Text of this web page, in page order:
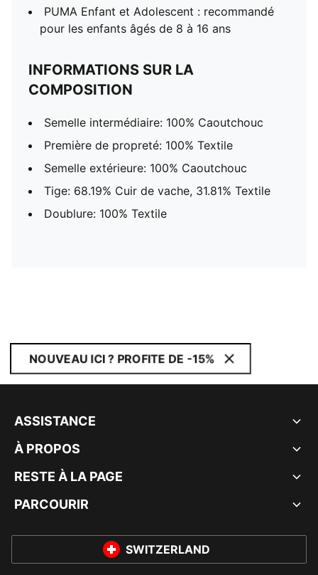
PUMA Enfant et Adolescent : recommandé
pour les enfants âgés de 8 à 16 ans
INFORMATIONS SUR LA
COMPOSITION
Semelle intermédiaire: 100% Caoutchouc
Première de propreté: 100% Textile
Semelle extérieure: 100% Caoutchouc
Tige: 68.19% Cuir de vache, 31.81% Textile
Doublure: 100% Textile
NOUVEAU ICI ? PROFITE DE -15%
ASSISTANCE
À PROPOS
RESTE À LA PAGE
PARCOURIR
SWITZERLAND